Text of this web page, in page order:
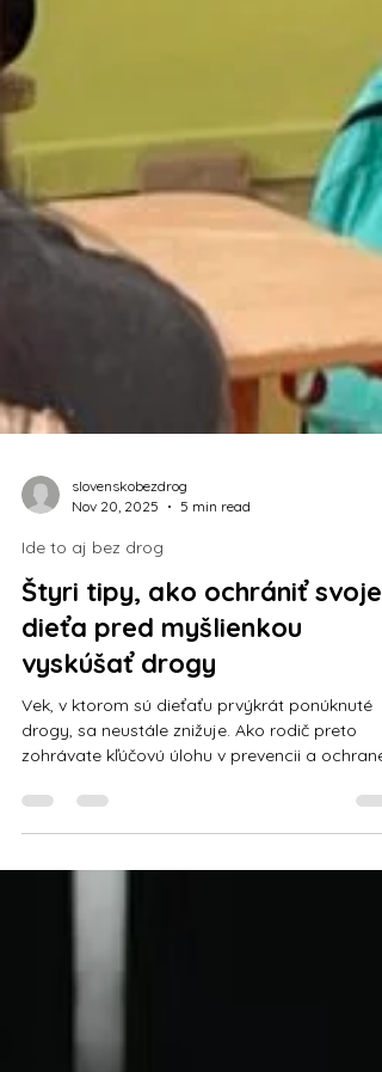
Nov 20, 2025
Ide to aj bez drog
Štyri tipy, ako ochrániť svoje
dieťa pred myšlienkou
vyskúšať drogy
Vek, v ktorom sú dieťaťu prvýkrát ponúknuté
drogy, sa neustále znižuje. Ako rodič preto
zohrávate kľúčovú úlohu v prevencii a ochrane
nápadom vyskúšať drogu? 1. Dávajte dobrý